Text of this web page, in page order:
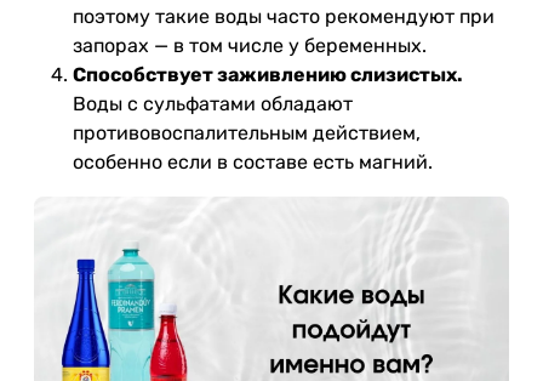
поэтому такие воды часто рекомендуют при
запорах — в том числе у беременных.
Способствует заживлению слизистых.
Воды с сульфатами обладают
противовоспалительным действием,
особенно если в составе есть магний.